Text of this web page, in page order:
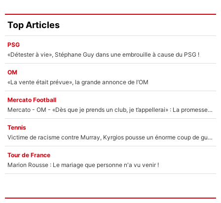
Top Articles
PSG
«Détester à vie», Stéphane Guy dans une embrouille à cause du PSG !
OM
«La vente était prévue», la grande annonce de l’OM
Mercato Football
Mercato - OM - «Dès que je prends un club, je t’appellerai» : La promesse de Marcelino au moment de claquer la porte
Tennis
Victime de racisme contre Murray, Kyrgios pousse un énorme coup de gueule !
Tour de France
Marion Rousse : Le mariage que personne n'a vu venir !